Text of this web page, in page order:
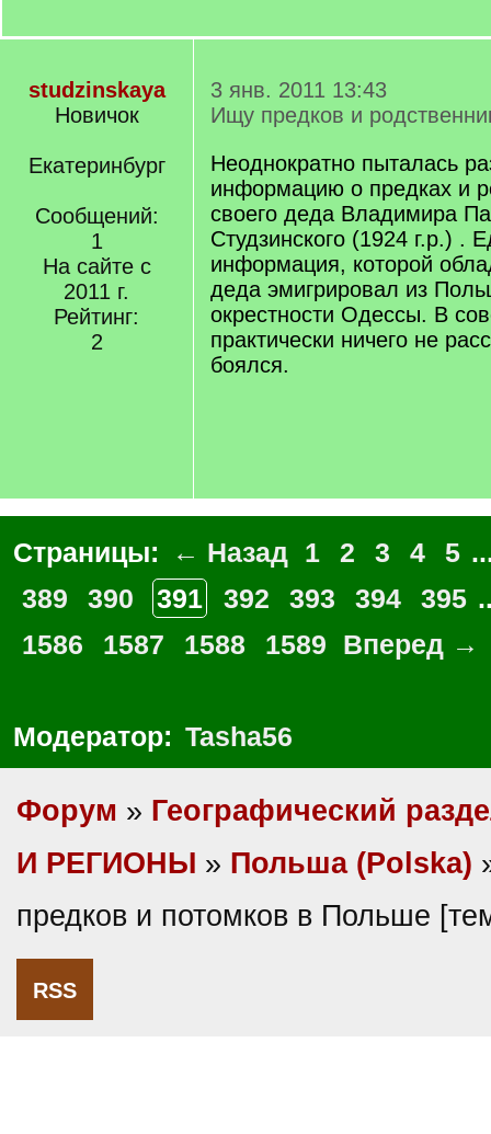
studzinskaya
Новичок
Екатеринбург
Сообщений:
1
На сайте с
2011 г.
Рейтинг:
2
3 янв. 2011 13:43
Ищу предков и
Неоднократно пыталась
информацию о предках и
своего деда Владимира
Студзинского (1924 г.р.) .
информация, которой
деда эмигрировал из
окрестности Одессы. В
практически ничего не
боялся.
Страницы: ← Назад 1 2 3 4 5
389
390 391 392 393 394 395
1586
1587 1588 1589 Вперед →
Модератор: Tasha56
Форум » Географический
И РЕГИОНЫ » Польша (Polska)
предков и потомков в Польше
RSS